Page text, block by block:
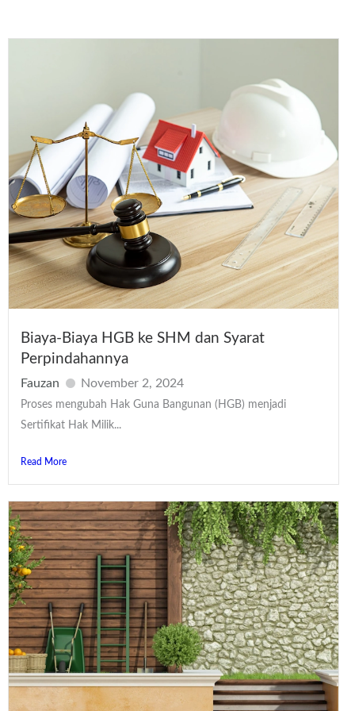
Biaya-Biaya HGB ke SHM dan Syarat
Perpindahannya
Fauzan November 2, 2024
Proses mengubah Hak Guna Bangunan (HGB) menjadi
Sertifikat Hak Milik...
Read More